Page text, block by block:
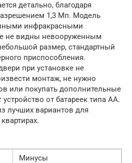
детально, благодаря
1,3 Мп. Модель
инфракрасными
не видны невооруженным
размер, стандартный
приспособления.
при установке не
монтаж, не нужно
или покупать дополнительные
от батареек типа АА.
лучших вариантов для
Минусы